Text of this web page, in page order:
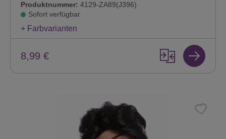
Produktnummer: 4129-ZA89(J396)
Sofort verfügbar
+ Farbvarianten
8,99 €